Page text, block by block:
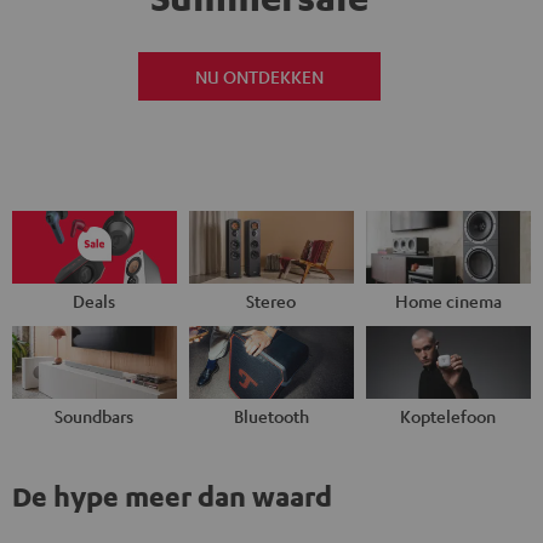
NU ONTDEKKEN
Deals Stereo Home cinema
Soundbars Bluetooth Koptelefoon
De hype meer dan waard